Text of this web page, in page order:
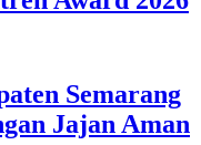
Semarang
Jajan Aman